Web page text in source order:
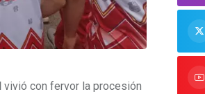
vivió con fervor la procesión